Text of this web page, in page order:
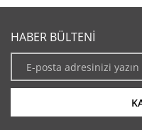
HABER BÜLTENİ